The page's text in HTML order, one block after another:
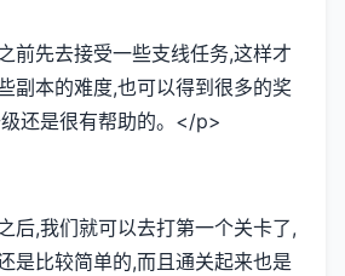
前先去接受一些支线任务,这样才
副本的难度,也可以得到很多的奖
还是很有帮助的。</p>
后,我们就可以去打第一个关卡了,
是比较简单的,而且通关起来也是